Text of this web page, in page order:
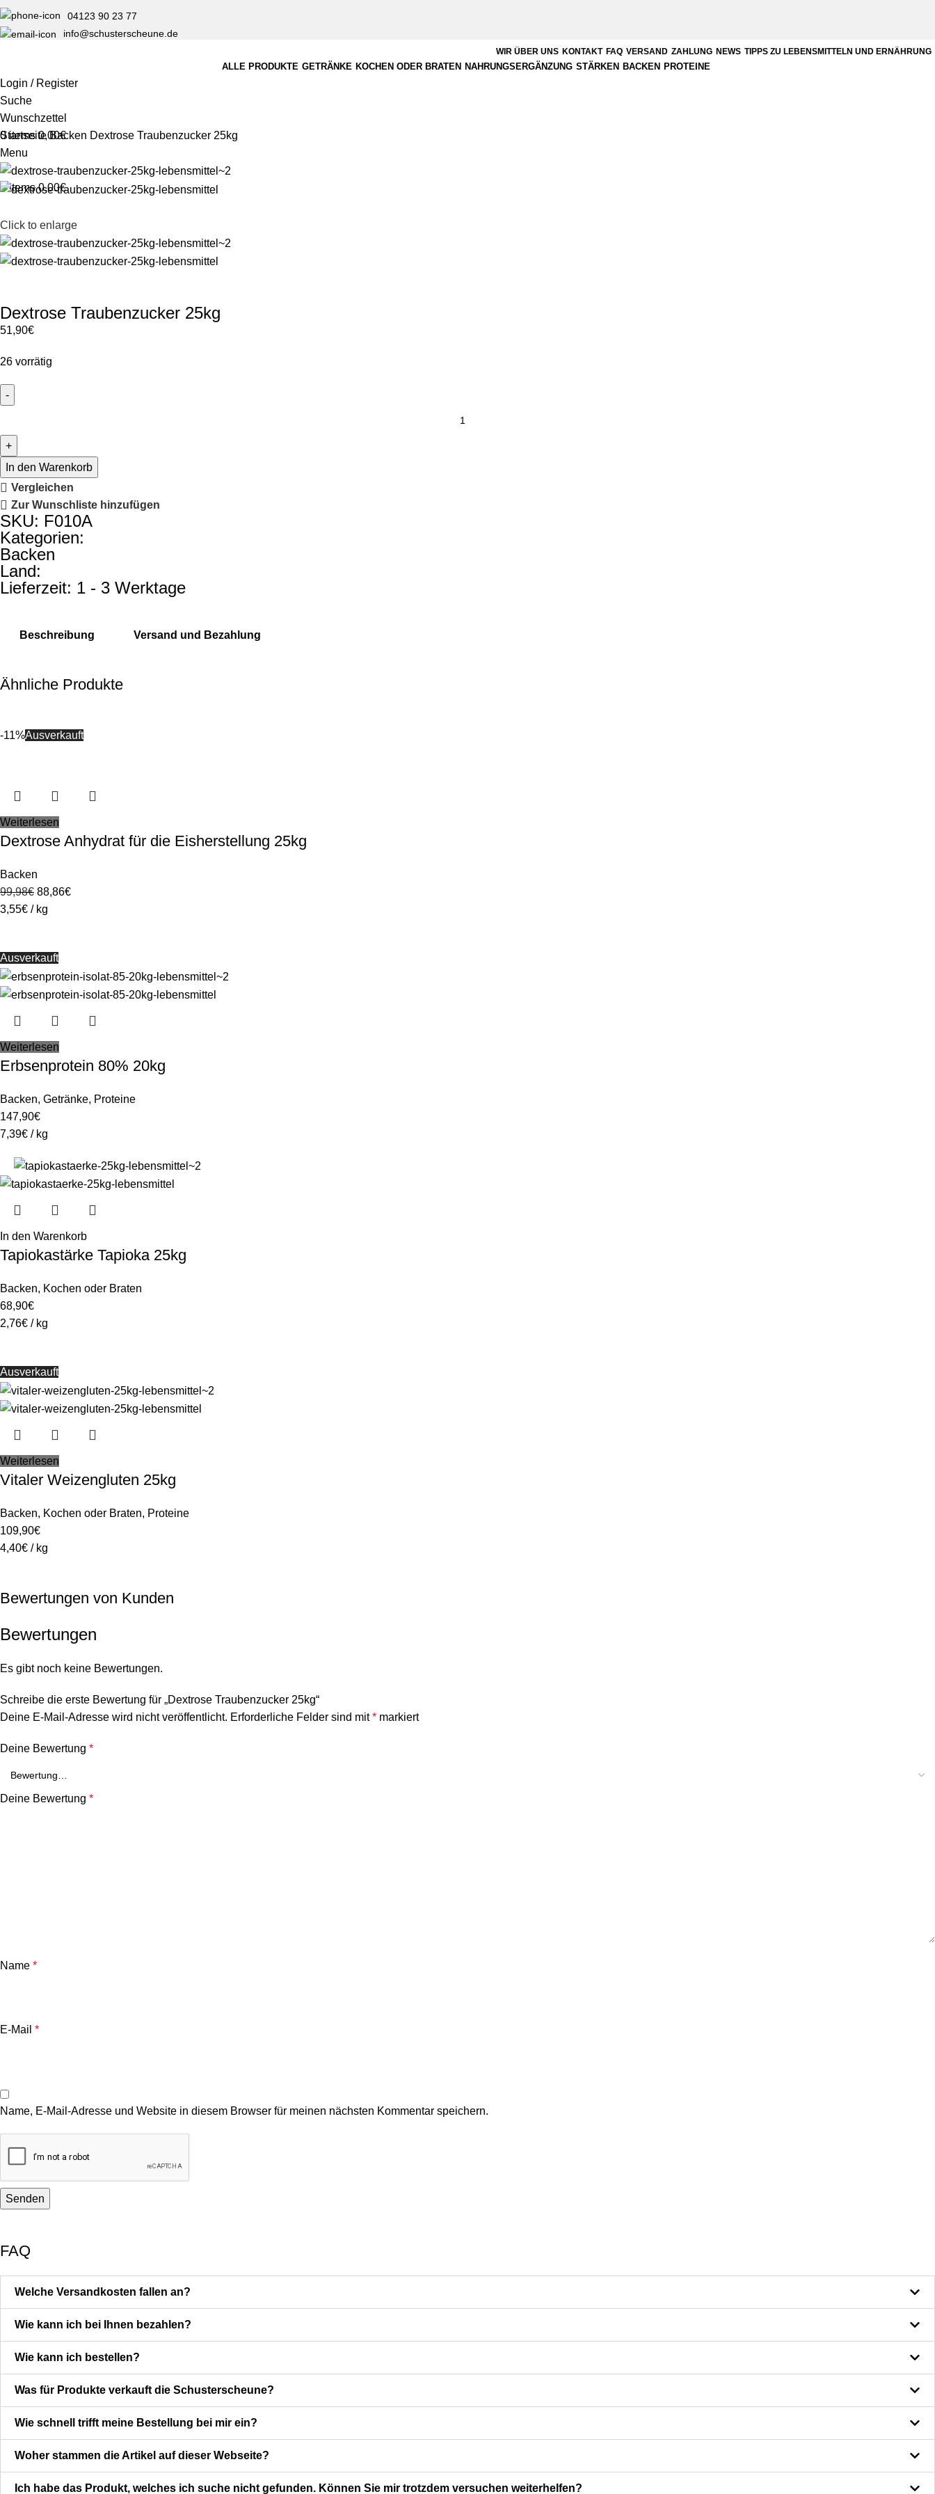
04123 90 23 77
info@schusterscheune.de
WIR ÜBER UNS KONTAKT FAQ VERSAND ZAHLUNG NEWS TIPPS ZU LEBENSMITTELN UND ERNÄHRUNG
ALLE PRODUKTE GETRÄNKE KOCHEN ODER BRATEN NAHRUNGSERGÄNZUNG STÄRKEN BACKEN PROTEINE
Login / Register
Suche
Wunschzettel
0items 0,00€
Menu
0items 0,00€
StartseiteBacken Dextrose Traubenzucker 25kg
Click to enlarge
Dextrose Traubenzucker 25kg
51,90€
26 vorrätig
In den Warenkorb
Vergleichen
Zur Wunschliste hinzufügen
SKU: F010A
Kategorien:
Backen
Land:
Lieferzeit: 1 - 3 Werktage
Beschreibung Versand und Bezahlung
Ähnliche Produkte
-11%Ausverkauft
Weiterlesen
Dextrose Anhydrat für die Eisherstellung 25kg
Backen
99,98€ 88,86€
3,55€ / kg
Ausverkauft
Weiterlesen
Erbsenprotein 80% 20kg
Backen, Getränke, Proteine
147,90€
7,39€ / kg
In den Warenkorb
Tapiokastärke Tapioka 25kg
Backen, Kochen oder Braten
68,90€
2,76€ / kg
Ausverkauft
Weiterlesen
Vitaler Weizengluten 25kg
Backen, Kochen oder Braten, Proteine
109,90€
4,40€ / kg
Bewertungen von Kunden
Bewertungen
Es gibt noch keine Bewertungen.
Schreibe die erste Bewertung für „Dextrose Traubenzucker 25kg“
Deine E-Mail-Adresse wird nicht veröffentlicht. Erforderliche Felder sind mit* markiert
Deine Bewertung *
Deine Bewertung *
Name *
E-Mail *
Name, E-Mail-Adresse und Website in diesem Browser für meinen nächsten Kommentar speichern.
FAQ
Welche Versandkosten fallen an?
Wie kann ich bei Ihnen bezahlen?
Wie kann ich bestellen?
Was für Produkte verkauft die Schusterscheune?
Wie schnell trifft meine Bestellung bei mir ein?
Woher stammen die Artikel auf dieser Webseite?
Ich habe das Produkt, welches ich suche nicht gefunden. Können Sie mir trotzdem versuchen weiterhelfen?